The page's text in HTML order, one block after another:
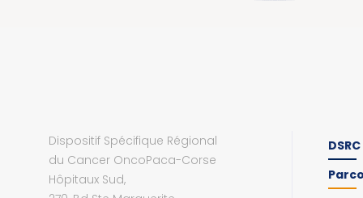
Dispositif Spécifique Régional
du Cancer OncoPaca-Corse
Hôpitaux Sud,
DSRC